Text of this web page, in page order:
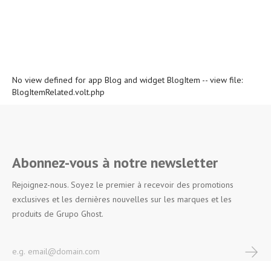
No view defined for app Blog and widget BlogItem -- view file:
BlogItemRelated.volt.php
Abonnez-vous à notre newsletter
Rejoignez-nous. Soyez le premier à recevoir des promotions
exclusives et les dernières nouvelles sur les marques et les
produits de Grupo Ghost.